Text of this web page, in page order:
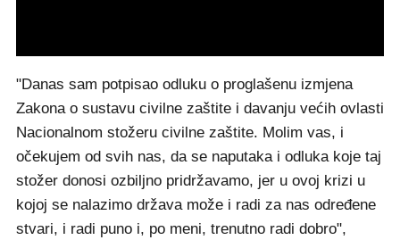
"Danas sam potpisao odluku o proglašenu izmjena
Zakona o sustavu civilne zaštite i davanju većih ovlasti
Nacionalnom stožeru civilne zaštite. Molim vas, i
očekujem od svih nas, da se naputaka i odluka koje taj
stožer donosi ozbiljno pridržavamo, jer u ovoj krizi u
kojoj se nalazimo država može i radi za nas određene
stvari, i radi puno i, po meni, trenutno radi dobro",